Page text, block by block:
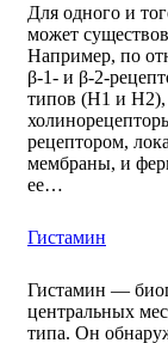
Для одного и
может
Например, по
β-1- и β-2-
типов (H1 и
рецептором,
мембраны, и
ее…
Гистамин
Гистамин —
центральных
типа. Он